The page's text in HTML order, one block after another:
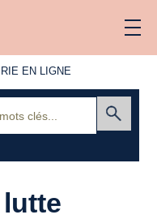
EN LIGNE